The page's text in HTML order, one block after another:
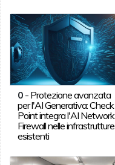
0- Protezione avanzata
per l'AI Generativa: Check
Point integra l'AI Network
Firewall nelle infrastrutture
esistenti